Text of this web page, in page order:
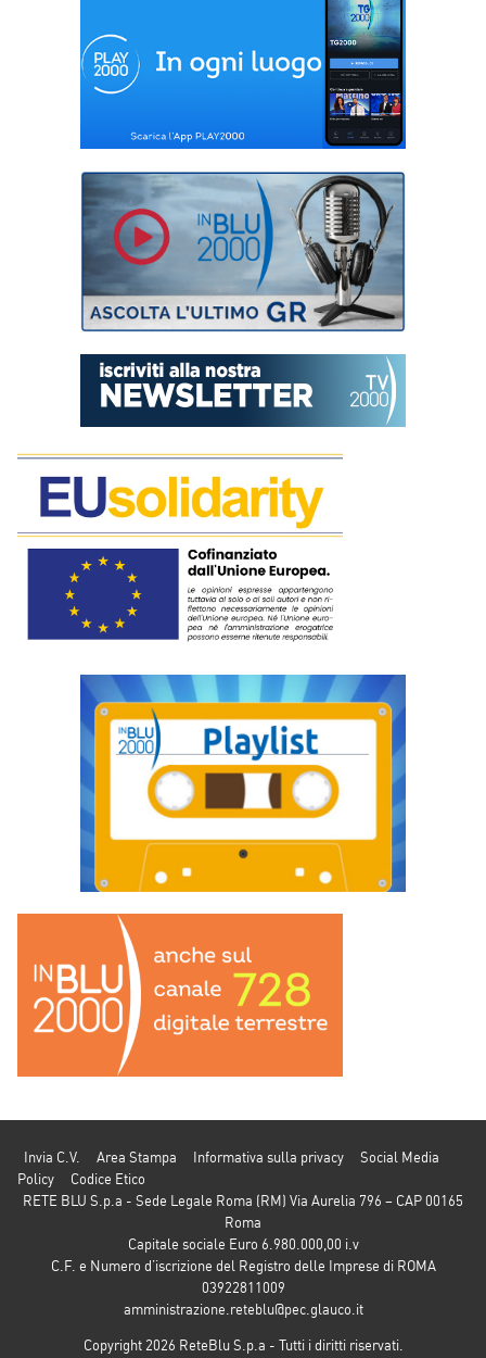
Invia C.V. Area Stampa Informativa sulla privacy
Social Media
Policy
Codice Etico
RETE BLU S.p.a - Sede Legale Roma (RM) Via Aurelia 796 – CAP 00165
Roma
Capitale sociale Euro 6.980.000,00 i.v
C.F. e Numero d’iscrizione del Registro delle Imprese di ROMA
03922811009
amministrazione.reteblu@pec.glauco.it
Copyright 2026 ReteBlu S.p.a - Tutti i diritti riservati.